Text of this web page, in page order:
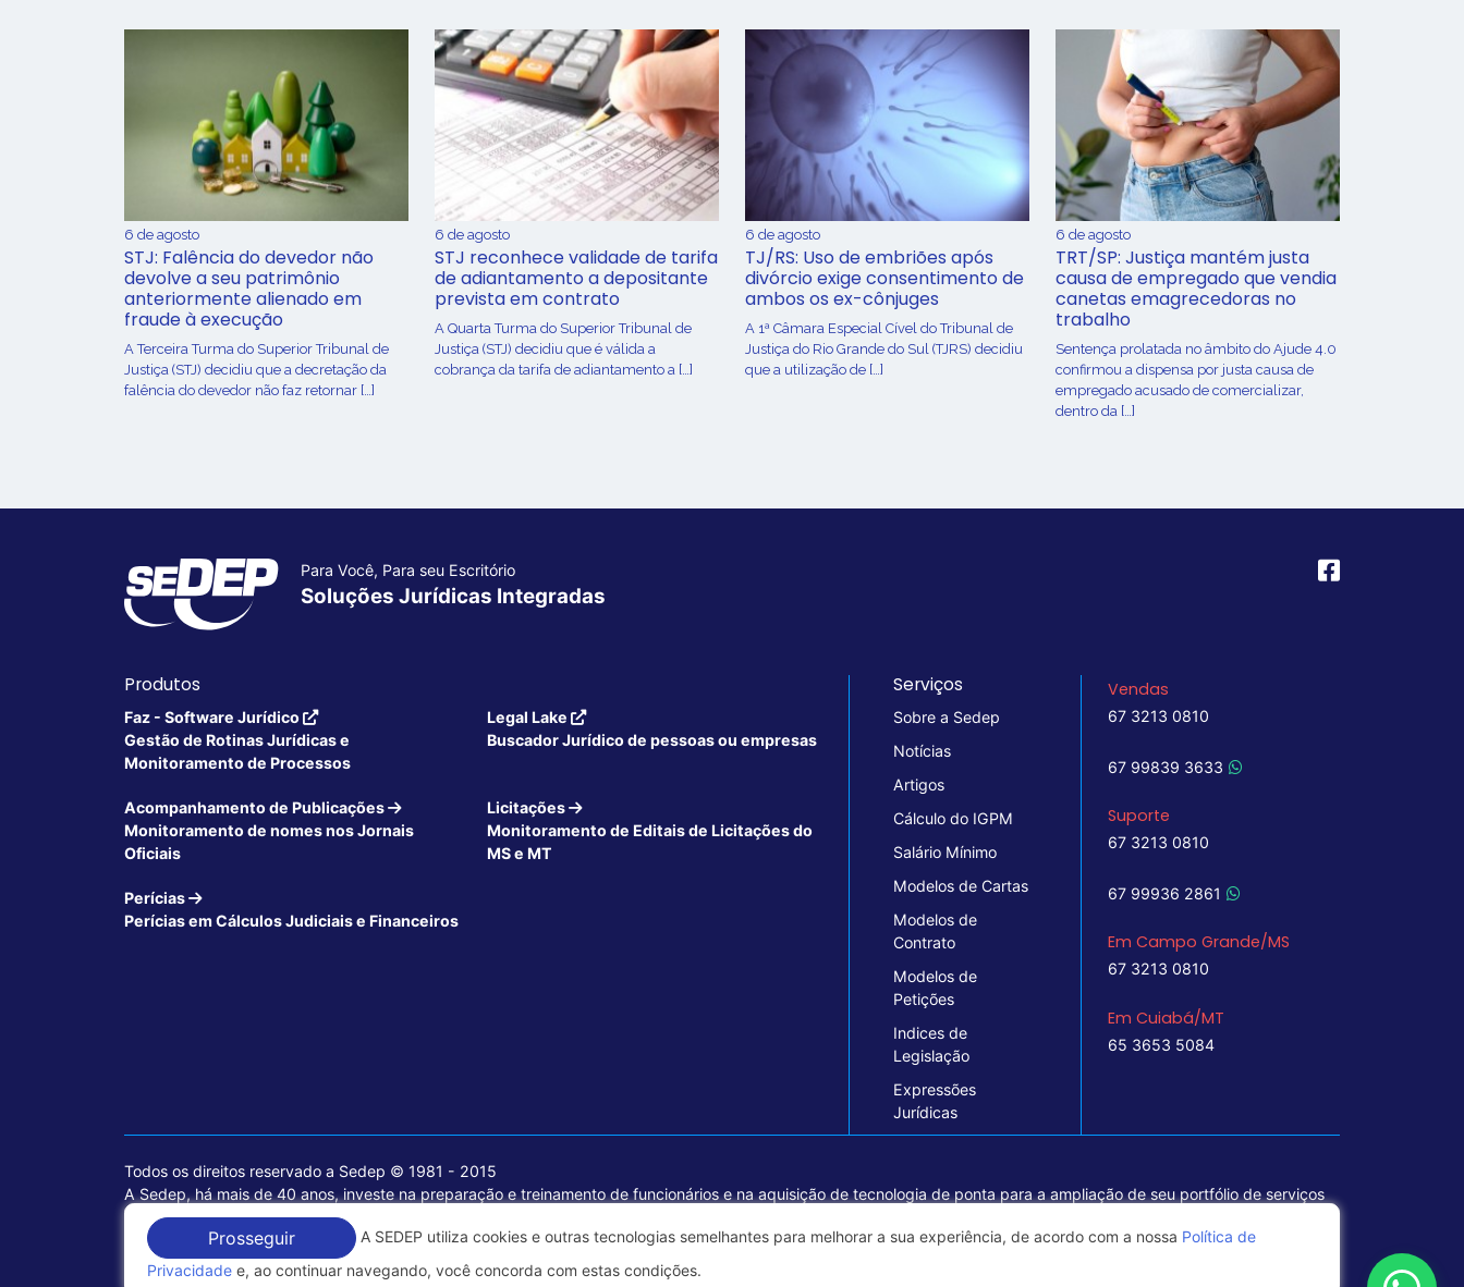
6 de agosto
STJ: Falência do devedor não
devolve a seu patrimônio
anteriormente alienado em
fraude à execução
A Terceira Turma do Superior Tribunal de
Justiça (STJ) decidiu que a decretação da
falência do devedor não faz retornar […]
6 de agosto
STJ reconhece validade de tarifa
de adiantamento a depositante
prevista em contrato
A Quarta Turma do Superior Tribunal de
Justiça (STJ) decidiu que é válida a
cobrança da tarifa de adiantamento a […]
6 de agosto
TJ/RS: Uso de embriões após
divórcio exige consentimento de
ambos os ex-cônjuges
A 1ª Câmara Especial Cível do Tribunal de
Justiça do Rio Grande do Sul (TJRS) decidiu
que a utilização de […]
6 de agosto
TRT/SP: Justiça mantém justa
causa de empregado que vendia
canetas emagrecedoras no
trabalho
Sentença prolatada no âmbito do Ajude 4.0
confirmou a dispensa por justa causa de
empregado acusado de comercializar,
dentro da […]
Para Você, Para seu Escritório
Soluções Jurídicas Integradas
Produtos
Faz - Software Jurídico
Gestão de Rotinas Jurídicas e
Monitoramento de Processos
Legal Lake
Buscador Jurídico de pessoas ou empresas
Acompanhamento de Publicações
Monitoramento de nomes nos Jornais
Oficiais
Licitações
Monitoramento de Editais de Licitações do
MS e MT
Perícias
Perícias em Cálculos Judiciais e Financeiros
Serviços
Sobre a Sedep
Notícias
Artigos
Cálculo do IGPM
Salário Mínimo
Modelos de Cartas
Modelos de
Contrato
Modelos de
Petições
Indices de
Legislação
Expressões
Jurídicas
Vendas
67 3213 0810
67 99839 3633
Suporte
67 3213 0810
67 99936 2861
Em Campo Grande/MS
67 3213 0810
Em Cuiabá/MT
65 3653 5084
Todos os direitos reservado a Sedep © 1981 - 2015
A Sedep, há mais de 40 anos, investe na preparação e treinamento de funcionários e na aquisição de tecnologia de ponta para a ampliação de seu portfólio de serviços
voltados para a área jurídica, que contemplam informações seguras e excelentes soluções empresariais.
Política de Privacidade
Prosseguir A SEDEP utiliza cookies e outras tecnologias semelhantes para melhorar a sua experiência, de acordo com a nossa Política de
Privacidade e, ao continuar navegando, você concorda com estas condições.